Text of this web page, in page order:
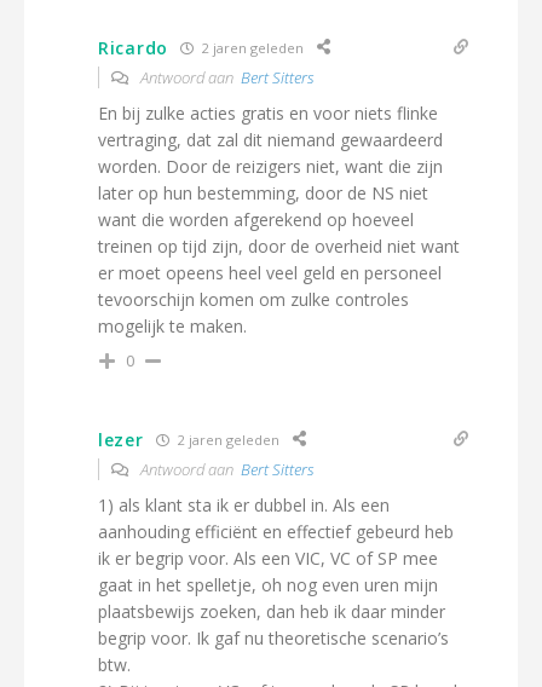
Ricardo 2 jaren geleden
Antwoord aan Bert Sitters
En bij zulke acties gratis en voor niets flinke
vertraging, dat zal dit niemand gewaardeerd
worden. Door de reizigers niet, want die zijn
later op hun bestemming, door de NS niet
want die worden afgerekend op hoeveel
treinen op tijd zijn, door de overheid niet want
er moet opeens heel veel geld en personeel
tevoorschijn komen om zulke controles
mogelijk te maken.
0
lezer 2 jaren geleden
Antwoord aan Bert Sitters
1) als klant sta ik er dubbel in. Als een
aanhouding efficiënt en effectief gebeurd heb
ik er begrip voor. Als een VIC, VC of SP mee
gaat in het spelletje, oh nog even uren mijn
plaatsbewijs zoeken, dan heb ik daar minder
begrip voor. Ik gaf nu theoretische scenario’s
btw.